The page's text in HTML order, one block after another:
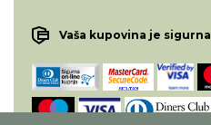
Vaša kupovina je sigurna